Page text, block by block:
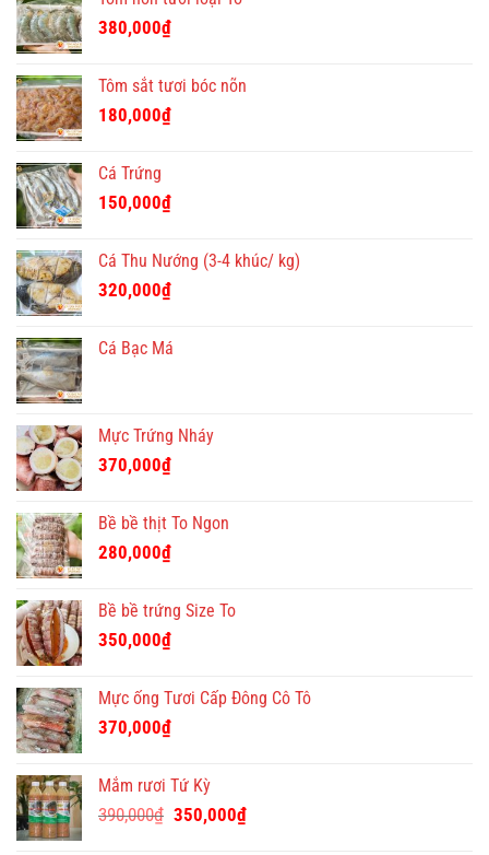
380,000₫
Tôm sắt tươi bóc nõn
180,000₫
Cá Trứng
150,000₫
Cá Thu Nướng (3-4 khúc/ kg)
320,000₫
Cá Bạc Má
Mực Trứng Nháy
370,000₫
Bề bề thịt To Ngon
280,000₫
Bề bề trứng Size To
350,000₫
Mực ống Tươi Cấp Đông Cô Tô
370,000₫
Mắm rươi Tứ Kỳ
390,000₫ Giá
350,000₫Giá